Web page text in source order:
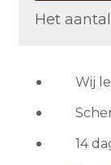
aantal
Het
Wij
14